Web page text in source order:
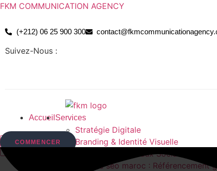
FKM COMMUNICATION AGENCY
(+212) 06 25 900 300
Suivez-Nous :
Accueil Services
Stratégie Digitale
Branding & Identité Visuelle
Gestion des Réseaux Sociaux
Agence seo maroc : Référencement
COMMENCER